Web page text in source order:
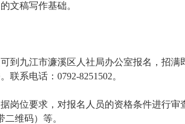
文稿写作基础。
到九江市濂溪区人社局办公室报名，招
联系电话：0792-8251502。
岗位要求，对报名人员的资格条件进行
维码）等。